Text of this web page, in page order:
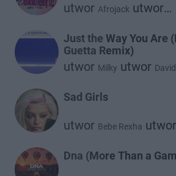
utwor Afrojack utwor
Just the Way You Are
Guetta Remix)
utwor Milky utwor
Sad Girls
utwor Bebe Rexha utwor
Dna (More Than a